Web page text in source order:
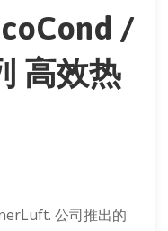
/
高效热
公司推出的